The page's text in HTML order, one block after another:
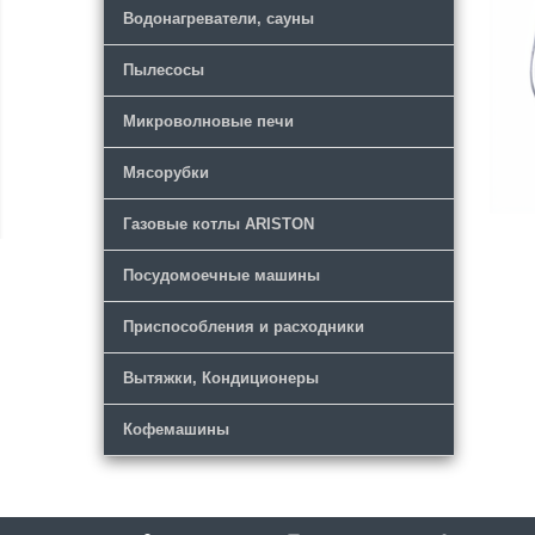
Водонагреватели, сауны
Пылесосы
Микроволновые печи
Мясорубки
Газовые котлы ARISTON
Посудомоечные машины
Приспособления и расходники
Вытяжки, Кондиционеры
Кофемашины